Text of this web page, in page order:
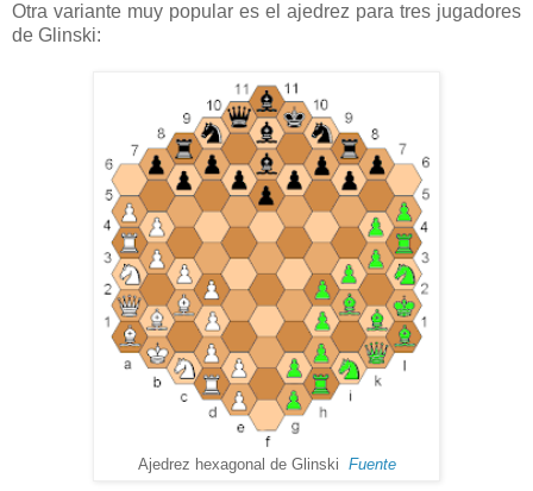
Otra variante muy popular es el ajedrez para tres jugadores
de Glinski:
Ajedrez hexagonal de Glinski Fuente